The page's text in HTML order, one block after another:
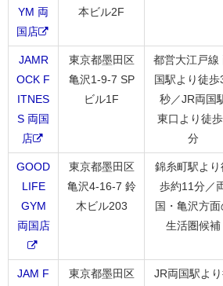
YM 両
国店
本ビル2F
JAMR
OCK F
ITNES
S 両国
店
東京都墨田区
亀沢1-9-7 SP
ビル1F
都営大江戸線
国駅より徒歩
秒／JR両国
東口より徒
分
GOOD
LIFE
GYM
両国店
東京都墨田区
亀沢4-16-7 鈴
木ビル203
錦糸町駅より
歩約11分／
国・亀沢方面
生活圏候補
JAM F
東京都墨田区
JR両国駅よ